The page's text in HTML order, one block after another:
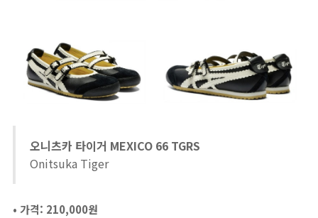
오니츠카 타이거 MEXICO 66 TGRS
Onitsuka Tiger
• 가격: 210,000원